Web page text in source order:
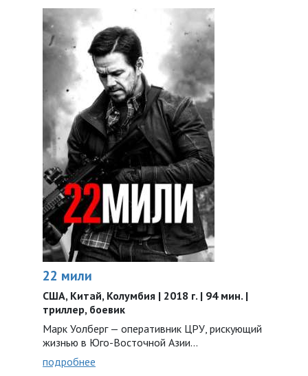
22 мили
США, Китай, Колумбия | 2018 г. | 94 мин. |
триллер, боевик
Марк Уолберг — оперативник ЦРУ, рискующий
жизнью в Юго-Восточной Азии…
подробнее